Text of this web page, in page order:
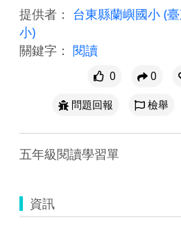
提供者： 台東縣蘭嶼國小 (
小)
關鍵字： 閱讀
0 0
問題回報
檢舉
五年級閱讀學習單
資訊